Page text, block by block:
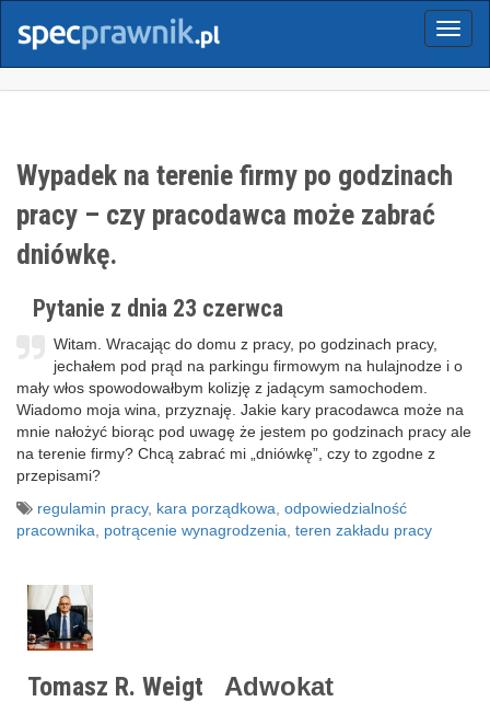
Menu
Wypadek na terenie firmy po godzinach
pracy – czy pracodawca może zabrać
dniówkę.
Pytanie z dnia 23 czerwca
Witam. Wracając do domu z pracy, po godzinach pracy,
jechałem pod prąd na parkingu firmowym na hulajnodze i o
mały włos spowodowałbym kolizję z jadącym samochodem.
Wiadomo moja wina, przyznaję. Jakie kary pracodawca może na
mnie nałożyć biorąc pod uwagę że jestem po godzinach pracy ale
na terenie firmy? Chcą zabrać mi „dniówkę”, czy to zgodne z
przepisami?
regulamin pracy, kara porządkowa odpowiedzialność
pracownika
potrącenie wynagrodzenia teren zakładu pracy
Tomasz R. Weigt Adwokat